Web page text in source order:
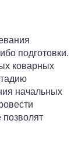
подготовки.
коварных
начальных